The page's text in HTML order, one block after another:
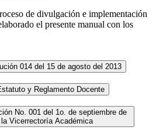
de divulgación e implementación
el presente manual con los
014 del 15 de agosto del 2013
y Reglamento Docente
No. 001 del 1o. de septiembre de
Vicerrectoría Académica